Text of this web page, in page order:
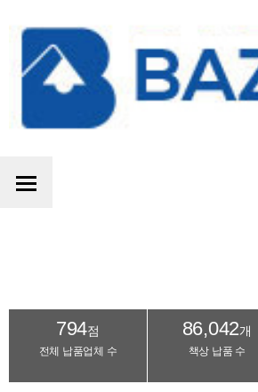
794점
전체 납품업체 수
86,042개
책상 납품 수